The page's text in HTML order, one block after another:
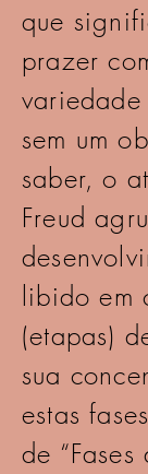
que
prazer
sem um
saber, o
Freud
libido em
(etapas)
sua
estas
de “Fases